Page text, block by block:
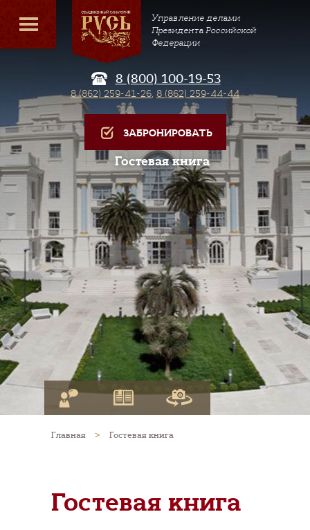
Управление делами
Президента Российской
Федерации
8 (800) 100-19-53
8 (862) 259-41-26, 8 (862) 259-44-44
ЗАБРОНИРОВАТЬ
Гостевая книга
Главная > Гостевая книга
Гостевая книга